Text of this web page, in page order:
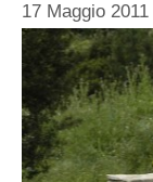
17 Maggio 2011